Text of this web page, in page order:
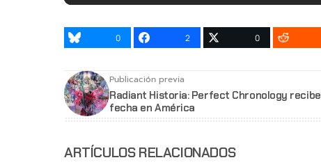
0 2 0
Publicación previa
Radiant Historia: Perfect Chronology recibe
fecha en América
ARTÍCULOS RELACIONADOS